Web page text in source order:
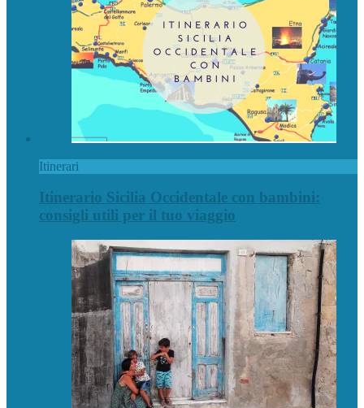
Itinerari
Itinerario Sicilia Occidentale con bambini:
consigli utili per il tuo viaggio